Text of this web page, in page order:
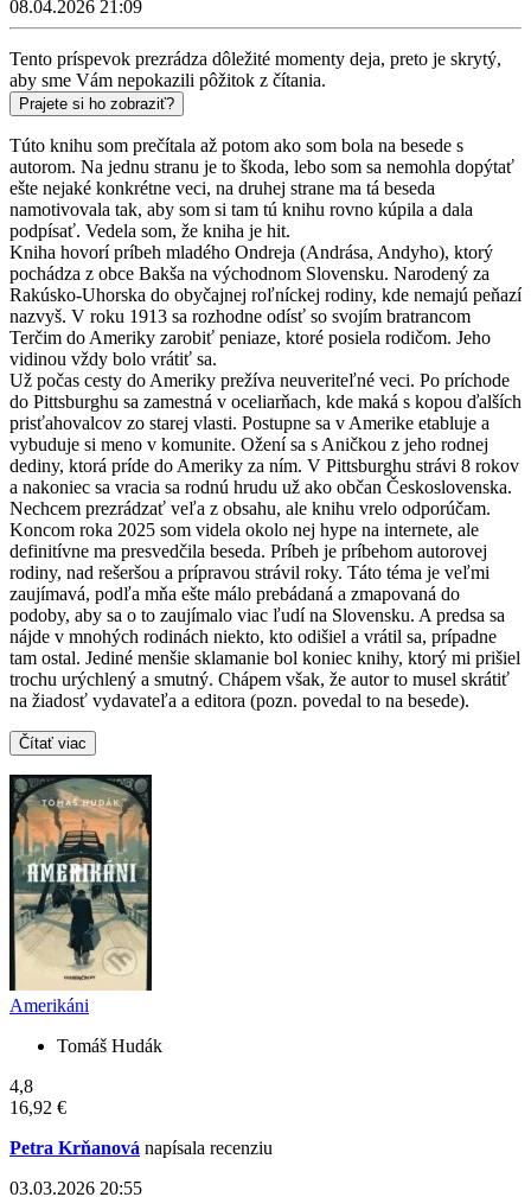
08.04.2026 21:09
Tento príspevok prezrádza dôležité momenty deja, preto je skrytý,
aby sme Vám nepokazili pôžitok z čítania.
Prajete si ho zobraziť?
Túto knihu som prečítala až potom ako som bola na besede s
autorom. Na jednu stranu je to škoda, lebo som sa nemohla dopýtať
ešte nejaké konkrétne veci, na druhej strane ma tá beseda
namotivovala tak, aby som si tam tú knihu rovno kúpila a dala
podpísať. Vedela som, že kniha je hit.
Kniha hovorí príbeh mladého Ondreja (Andrása, Andyho), ktorý
pochádza z obce Bakša na východnom Slovensku. Narodený za
Rakúsko-Uhorska do obyčajnej roľníckej rodiny, kde nemajú peňazí
nazvyš. V roku 1913 sa rozhodne odísť so svojím bratrancom
Terčim do Ameriky zarobiť peniaze, ktoré posiela rodičom. Jeho
vidinou vždy bolo vrátiť sa.
Už počas cesty do Ameriky prežíva neuveriteľné veci. Po príchode
do Pittsburghu sa zamestná v oceliarňach, kde maká s kopou ďalších
prisťahovalcov zo starej vlasti. Postupne sa v Amerike etabluje a
vybuduje si meno v komunite. Ožení sa s Aničkou z jeho rodnej
dediny, ktorá príde do Ameriky za ním. V Pittsburghu strávi 8 rokov
a nakoniec sa vracia sa rodnú hrudu už ako občan Československa.
Nechcem prezrádzať veľa z obsahu, ale knihu vrelo odporúčam.
Koncom roka 2025 som videla okolo nej hype na internete, ale
definitívne ma presvedčila beseda. Príbeh je príbehom autorovej
rodiny, nad rešeršou a prípravou strávil roky. Táto téma je veľmi
zaujímavá, podľa mňa ešte málo prebádaná a zmapovaná do
podoby, aby sa o to zaujímalo viac ľudí na Slovensku. A predsa sa
nájde v mnohých rodinách niekto, kto odišiel a vrátil sa, prípadne
tam ostal. Jediné menšie sklamanie bol koniec knihy, ktorý mi prišiel
trochu urýchlený a smutný. Chápem však, že autor to musel skrátiť
na žiadosť vydavateľa a editora (pozn. povedal to na besede).
Čítať viac
Amerikáni
Tomáš Hudák
4,8
16,92 €
Petra Krňanová napísala recenziu
03.03.2026 20:55